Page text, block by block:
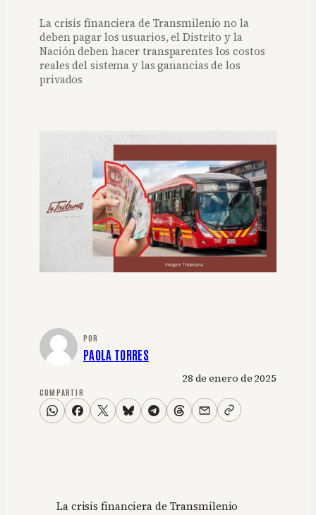
La crisis financiera de Transmilenio no la
deben pagar los usuarios, el Distrito y la
Nación deben hacer transparentes los costos
reales del sistema y las ganancias de los
privados
POR
PAOLA TORRES
28 de enero de 2025
COMPARTIR
La crisis financiera de Transmilenio